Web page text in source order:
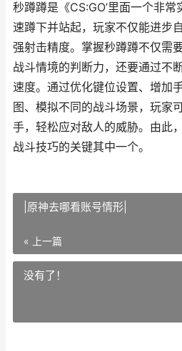
秒蹲蹲是《CS:GO’里面一个非
速蹲下并站起，玩家不仅能进步
强射击精度。掌握秒蹲蹲不仅需
战斗情境的判断力，还要通过不
速度。通过优化键位设置、增加
图、模拟不同的战斗场景，玩家
手，轻松应对敌人的威胁。由此
战斗技巧的关键其中一个。
|原神去哪看账号情形|
« 上一篇
没有了！